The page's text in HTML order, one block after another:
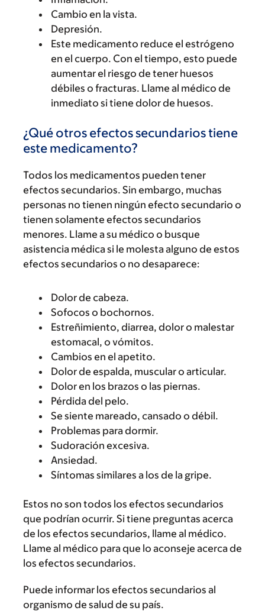
Cambio en la vista.
Depresión.
Este medicamento reduce el estrógeno
en el cuerpo. Con el tiempo, esto puede
aumentar el riesgo de tener huesos
débiles o fracturas. Llame al médico de
inmediato si tiene dolor de huesos.
¿Qué otros efectos secundarios tiene
este medicamento?
Todos los medicamentos pueden tener
efectos secundarios. Sin embargo, muchas
personas no tienen ningún efecto secundario o
tienen solamente efectos secundarios
menores. Llame a su médico o busque
asistencia médica si le molesta alguno de estos
efectos secundarios o no desaparece:
Dolor de cabeza.
Sofocos o bochornos.
Estreñimiento, diarrea, dolor o malestar
estomacal, o vómitos.
Cambios en el apetito.
Dolor de espalda, muscular o articular.
Dolor en los brazos o las piernas.
Pérdida del pelo.
Se siente mareado, cansado o débil.
Problemas para dormir.
Sudoración excesiva.
Ansiedad.
Síntomas similares a los de la gripe.
Estos no son todos los efectos secundarios
que podrían ocurrir. Si tiene preguntas acerca
de los efectos secundarios, llame al médico.
Llame al médico para que lo aconseje acerca de
los efectos secundarios.
Puede informar los efectos secundarios al
organismo de salud de su país.